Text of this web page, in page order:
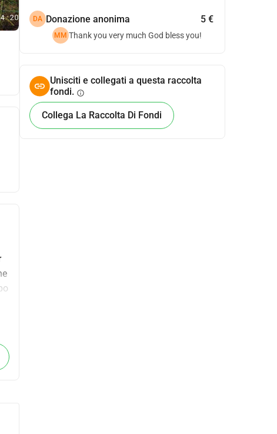
DA Donazione anonima 5 €
ΜΜ Thank you very much God bless you!
Unisciti e collegati a questa raccolta
fondi. info
Collega La Raccolta Di Fondi